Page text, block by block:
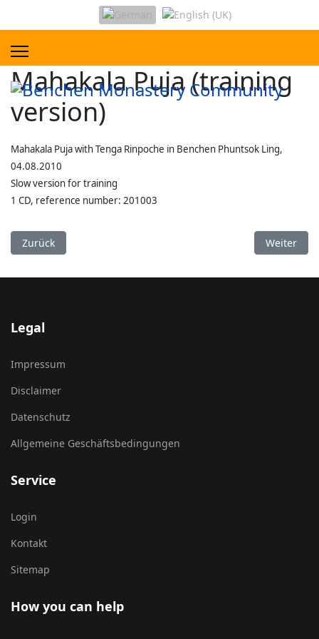
Mahakala Puja (training
version)
Mahakala Puja with Tenga Rinpoche in Benchen Phuntsok Ling,
04.08.2010
Slow version for training
1 CD, reference number: 201003
Vorheriger Beitrag: Mahakala Puja
Zurück Nächster
Weiter
Legal
Impressum
Disclaimer
Datenschutz
Allgemeine Geschäftsbedingungen
Service
Login
Kontakt
Sitemap
How you can help